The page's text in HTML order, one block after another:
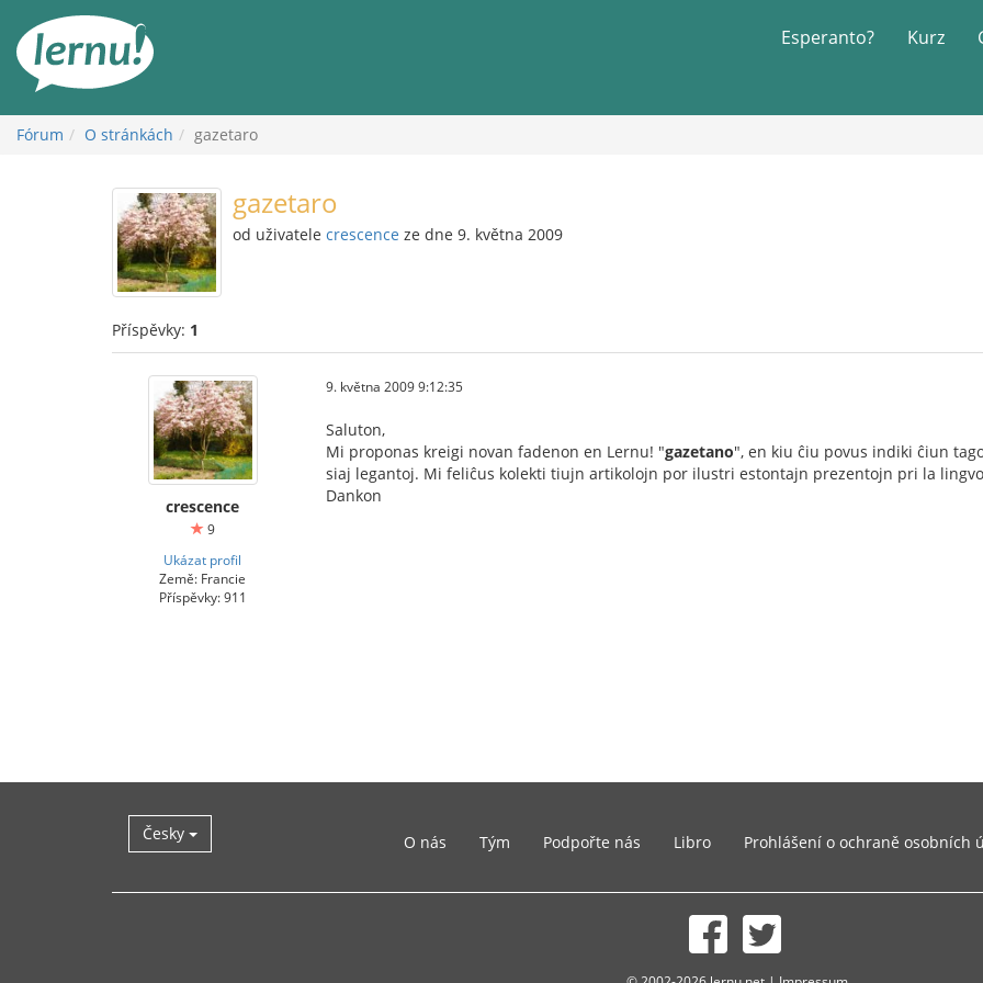
obsahu
Esperanto? Kurz
Fórum O stránkách gazetaro
gazetaro
od uživatele crescence ze dne 9. května 2009
Příspěvky: 1
crescence
9
Ukázat profil
Země: Francie
Příspěvky: 911
9. května 2009 9:12:35
Saluton,
Mi proponas kreigi novan fadenon en Lernu! "gazetano", en kiu ĉiu povus indiki ĉiun
siaj legantoj. Mi feliĉus kolekti tiujn artikolojn por ilustri estontajn prezentojn pri la
Dankon
Česky O nás Tým Podpořte nás Libro Prohlášení o ochraně osobních